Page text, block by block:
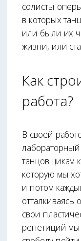
солисты
в которых
или были их
жизни, или
Как
работа?
В своей
танцовщикам
которую мы
и потом
отталкиваясь
свои
репетиций мы